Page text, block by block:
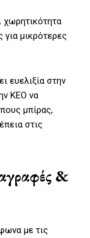
χωρητικότητα
για μικρότερες
ευελιξία στην
ΚΕΟ να
μπίρας,
στις
&
με τις